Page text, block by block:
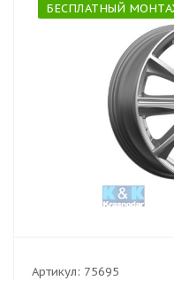
БЕСПЛАТНЫЙ
Артикул: 75695